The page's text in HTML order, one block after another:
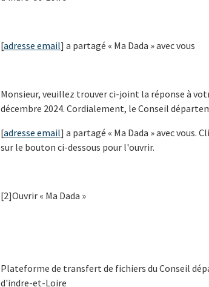
[adresse email] a partagé « Ma Dada » avec vous
Monsieur, veuillez trouver ci-joint la réponse à
décembre 2024. Cordialement, le Conseil
[adresse email] a partagé « Ma Dada » avec vous.
sur le bouton ci-dessous pour l'ouvrir.
[2]Ouvrir « Ma Dada »
Plateforme de transfert de fichiers du Conseil
d'indre-et-Loire